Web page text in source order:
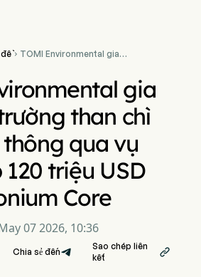
 TOMI Environmental gia
nhập 120 triệu USD với
Carbonium Core
gia
than chì
qua vụ
triệu USD
Core
07 2026, 10:36
Chia sẻ đến
Sao chép liên
kết
